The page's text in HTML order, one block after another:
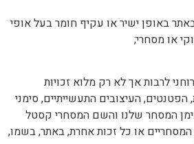
באופן ישיר או עקיף חומר בעל אופי
או מסחרי;
לרבות אך לא רק מלוא זכויות
הפטנטים, העיצובים התעשייתיים, סימני
המסחר שלנו והשם המסחרי קסטל
המסחריים או כל זכות אחרת, באתר, בשמו,